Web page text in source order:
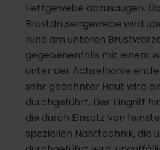
Fettgewebe abzusaugen.
Brustdrüsengewebe wird
rund am unteren
gegebenenfalls mit einem
unter der Achselhöhle
sehr gedehnter Haut wird
durchgeführt. Der Eingriff
die durch Einsatz von
speziellen Nahttechnik, die